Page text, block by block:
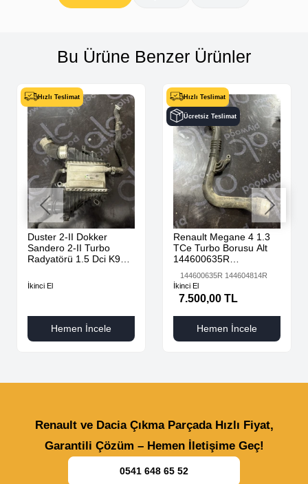
Bu Ürüne Benzer Ürünler
Hızlı Teslimat
Duster 2-II Dokker
Sandero 2-II Turbo
Radyatörü 1.5 Dci K9K
144967867R-
İkinci El
Hemen İncele
Hızlı Teslimat
Ücretsiz Teslimat
Renault Megane 4 1.3
TCe Turbo Borusu Alt
144600635R
144600635R 144604814R
İkinci El
7.500,00 TL
Hemen İncele
Renault ve Dacia Çıkma Parçada Hızlı Fiyat,
Garantili Çözüm – Hemen İletişime Geç!
0541 648 65 52